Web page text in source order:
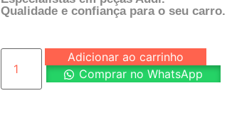
Qualidade e confiança para o seu carro.
Adicionar ao carrinho
Comprar no WhatsApp